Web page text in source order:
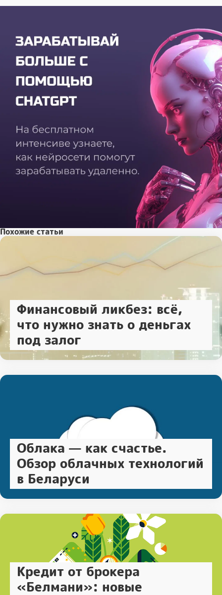
Похожие статьи
Финансовый ликбез: всё,
что нужно знать о деньгах
под залог
Облака — как счастье.
Обзор облачных технологий
в Беларуси
Кредит от брокера
«Белмани»: новые